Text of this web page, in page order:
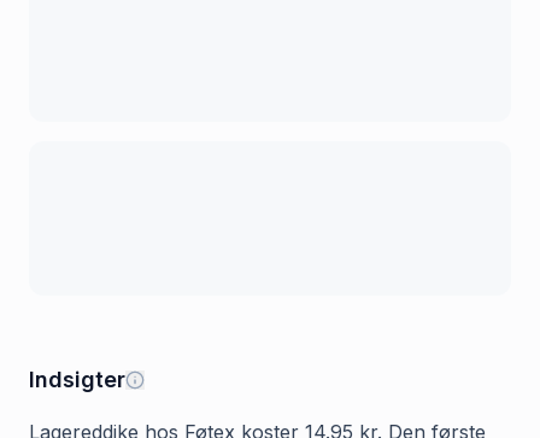
Indsigter
Lagereddike hos Føtex koster 14.95 kr. Den første